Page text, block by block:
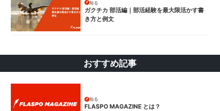
ガクチカ 部活編｜部活経験を最大限活かす書
き方と例文
知る
おすすめ記事
FLASPO MAGAZINE とは？
知る